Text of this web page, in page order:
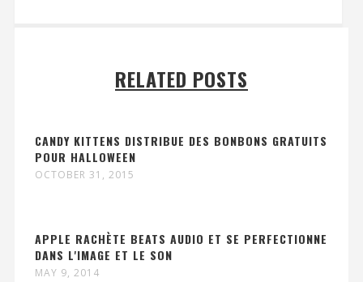
RELATED POSTS
CANDY KITTENS DISTRIBUE DES BONBONS GRATUITS
POUR HALLOWEEN
OCTOBER 31, 2015
APPLE RACHÈTE BEATS AUDIO ET SE PERFECTIONNE
DANS L'IMAGE ET LE SON
MAY 9, 2014